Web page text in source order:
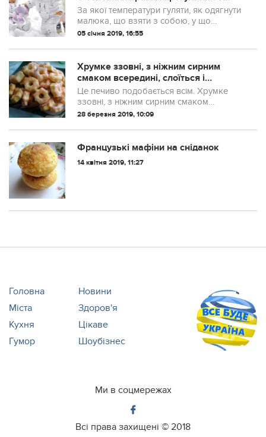
дитиною взимку
За якої температури гуляти, як одягнути
малюка, що взяти з собою, у що
пограти на вулиці.
05 січня 2019, 16:55
Хрумке ззовні, з ніжним сирним
смаком всередині, слоїться і
підростає без розпушувача.
ЦеПечиво подобається всім
Це печиво подобається всім. Хрумке
ззовні, з ніжним сирним смаком
всередині, слоїться і підростає без
28 березня 2019, 10:09
Французькі мафіни на сніданок
14 квітня 2019, 11:27
Головна
Новини
Міста
Здоров'я
Кухня
Цікаве
Гумор
Шоубізнес
Ми в соцмережах
Всі права захищені © 2018